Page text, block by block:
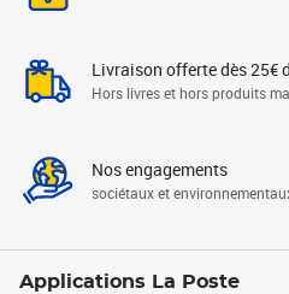
Livraison offerte dès 25€
Hors livres et hors produits
Nos engagements
sociétaux et
Applications La Poste